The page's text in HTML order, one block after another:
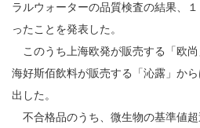
ラルウォーターの品質検査の結果、
ったことを発表した。
このうち上海欧発が販売する「欧
海好斯佰飲料が販売する「沁露」か
出した。
不合格品のうち、微生物の基準値